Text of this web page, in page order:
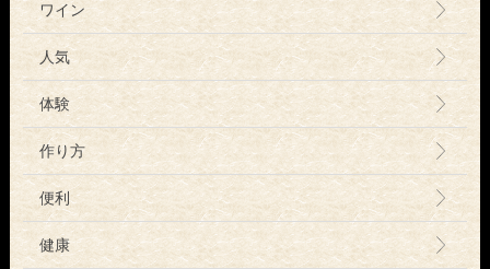
ワイン
人気
体験
作り方
便利
健康